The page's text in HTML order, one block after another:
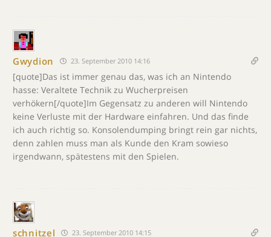
Gwydion 23. September 2010 14:16
[quote]Das ist immer genau das, was ich an Nintendo
hasse: Veraltete Technik zu Wucherpreisen
verhökern[/quote]Im Gegensatz zu anderen will Nintendo
keine Verluste mit der Hardware einfahren. Und das finde
ich auch richtig so. Konsolendumping bringt rein gar nichts,
denn zahlen muss man als Kunde den Kram sowieso
irgendwann, spätestens mit den Spielen.
schnitzel 23. September 2010 14:15